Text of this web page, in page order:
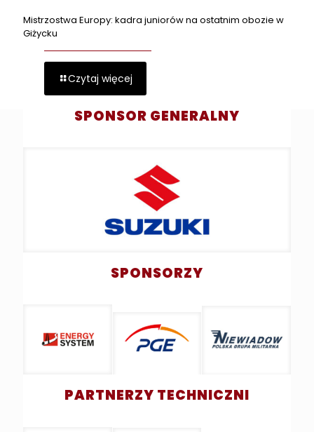
Mistrzostwa Europy: kadra juniorów na ostatnim obozie w
Giżycku
Czytaj więcej
SPONSOR GENERALNY
SPONSORZY
PARTNERZY TECHNICZNI